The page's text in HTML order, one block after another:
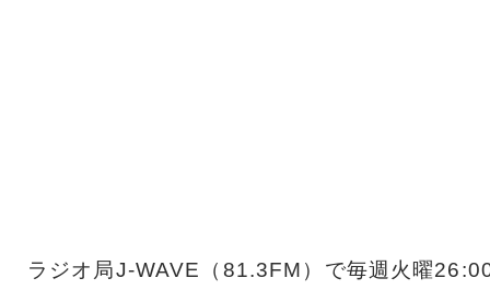
ラジオ局J-WAVE（81.3FM）で毎週火曜